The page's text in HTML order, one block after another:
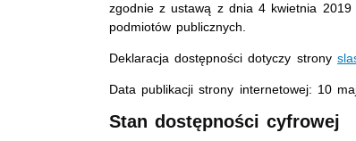
zgodnie z ustawą z dnia 4 kwietnia
podmiotów publicznych.
Deklaracja dostępności dotyczy strony
Data publikacji strony internetowej: 10
Stan dostępności cyfrowej